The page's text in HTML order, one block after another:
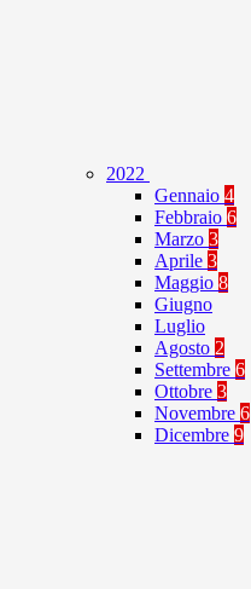
2022
Gennaio 4
Febbraio 6
Marzo 3
Aprile 3
Maggio 8
Giugno
Luglio
Agosto 2
Settembre 6
Ottobre 3
Novembre 6
Dicembre 9